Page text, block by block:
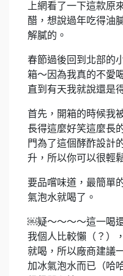
上網看了一下這款原
醋，想說過年吃得油
解膩的。
春節過後回到北部的
箱～因為我真的不愛
直到有天我就說還是
首先，開箱的時候我
長得這麼好笑這麼長
門為了這個酵酢設計
升，所以你可以很
要品嚐味道，最簡單
氣泡水就喝了。
￼疑～～～～這一喝
我個人比較懶（？）
就喝，所以廠商建議
加冰氣泡水而已（哈